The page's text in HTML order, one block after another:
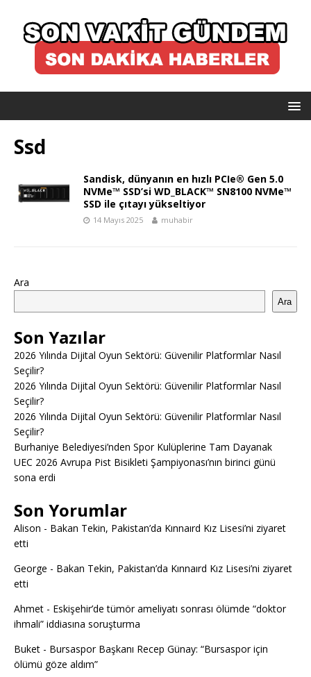
Ssd
Sandisk, dünyanın en hızlı PCIe® Gen 5.0
NVMe™ SSD’si WD_BLACK™ SN8100 NVMe™
SSD ile çıtayı yükseltiyor
14 Mayıs 2025 muhabir
Ara
Ara
Son Yazılar
2026 Yılında Dijital Oyun Sektörü: Güvenilir Platformlar Nasıl
Seçilir?
2026 Yılında Dijital Oyun Sektörü: Güvenilir Platformlar Nasıl
Seçilir?
2026 Yılında Dijital Oyun Sektörü: Güvenilir Platformlar Nasıl
Seçilir?
Burhaniye Belediyesi’nden Spor Kulüplerine Tam Dayanak
UEC 2026 Avrupa Pist Bisikleti Şampiyonası’nın birinci günü
sona erdi
Son Yorumlar
Alison - Bakan Tekin, Pakistan’da Kınnaırd Kız Lisesi’ni ziyaret
etti
George - Bakan Tekin, Pakistan’da Kınnaırd Kız Lisesi’ni ziyaret
etti
Ahmet - Eskişehir’de tümör ameliyatı sonrası ölümde “doktor
ihmali” iddiasına soruşturma
Buket - Bursaspor Başkanı Recep Günay: “Bursaspor için
ölümü göze aldım”